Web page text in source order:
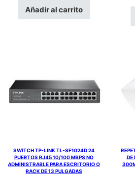
Añadir al carrito
SWITCH TP-LINK TL-SF1024D 24
PUERTOS RJ45 10/100 MBPS NO
ADMINISTRABLE PARA ESCRITORIO O
RACK DE 13 PULGADAS
DE